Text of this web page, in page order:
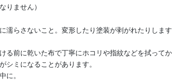
りません）
らさないこと。変形したり塗装が剥がれたりしま
前に乾いた布で丁寧にホコリや指紋などを拭って
シミになることがあります。
に。